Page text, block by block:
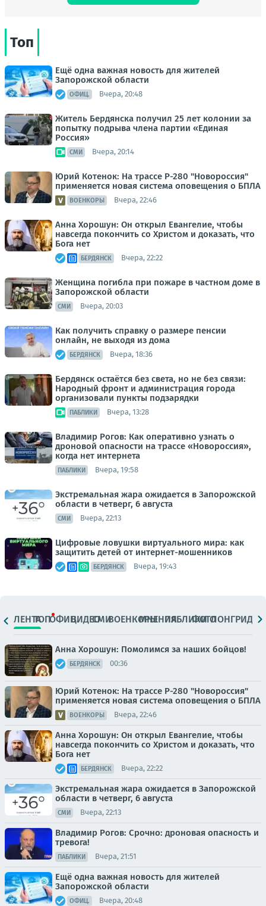
Топ
Ещё одна важная новость для жителей
Запорожской области
ОФИЦ. Вчера, 20:48
Житель Бердянска получил 25 лет колонии за
попытку подрыва члена партии «Единая
Россия»
СМИ Вчера, 20:14
Юрий Котенок: На трассе Р-280 "Новороссия"
применяется новая система оповещения о БПЛА
ВОЕНКОРЫ Вчера, 22:46
Анна Хорошун: Он открыл Евангелие, чтобы
навсегда покончить со Христом и доказать, что
Бога нет
БЕРДЯНСК Вчера, 22:22
Женщина погибла при пожаре в частном доме в
Запорожской области
СМИ Вчера, 20:03
Как получить справку о размере пенсии
онлайн, не выходя из дома
БЕРДЯНСК Вчера, 18:36
Бердянск остаётся без света, но не без связи:
Народный фронт и администрация города
организовали пункты подзарядки
ПАБЛИКИ Вчера, 13:28
Владимир Рогов: Как оперативно узнать о
дроновой опасности на трассе «Новороссия»,
когда нет интернета
ПАБЛИКИ Вчера, 19:58
Экстремальная жара ожидается в Запорожской
области в четверг, 6 августа
СМИ Вчера, 22:13
Цифровые ловушки виртуального мира: как
защитить детей от интернет-мошенников
БЕРДЯНСК Вчера, 19:43
ЛЕНТАТОПОФИЦ.ВИДЕОСМИВОЕНКОРЫМНЕНИЯПАБЛИКИ
ФОТОЛОНГРИДЫ
Анна Хорошун: Помолимся за наших бойцов!
БЕРДЯНСК 00:36
Юрий Котенок: На трассе Р-280 "Новороссия"
применяется новая система оповещения о БПЛА
ВОЕНКОРЫ Вчера, 22:46
Анна Хорошун: Он открыл Евангелие, чтобы
навсегда покончить со Христом и доказать, что
Бога нет
БЕРДЯНСК Вчера, 22:22
Экстремальная жара ожидается в Запорожской
области в четверг, 6 августа
СМИ Вчера, 22:13
Владимир Рогов: Срочно: дроновая опасность и
тревога!
ПАБЛИКИ Вчера, 21:51
Ещё одна важная новость для жителей
Запорожской области
ОФИЦ. Вчера, 20:48